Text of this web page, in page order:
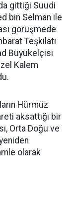
gittiği Suudi
bin Selman ile
görüşmede
Teşkilatı
Büyükelçisi
Kalem
Hürmüz
aksattığı bir
Orta Doğu ve
olarak